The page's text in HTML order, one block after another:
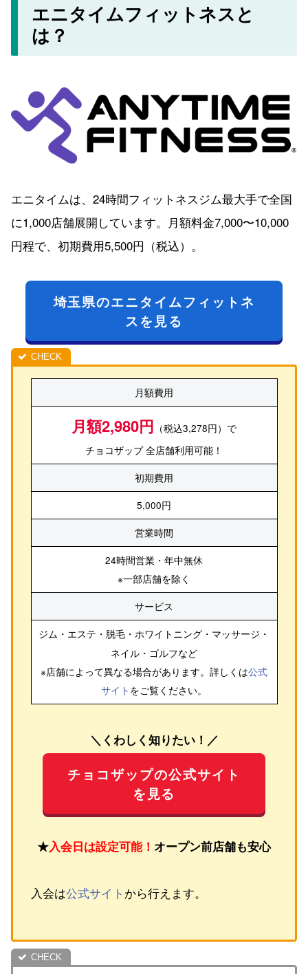
エニタイムフィットネスと
は？
エニタイムは、24時間フィットネスジム最大手で全国
に1,000店舗展開しています。月額料金7,000〜10,000
円程で、初期費用5,500円（税込）。
埼玉県のエニタイムフィットネ
スを見る
月額費用
月額2,980円 （税込3,278円）で
チョコザップ 全店舗利用可能！
初期費用
5,000円
営業時間
24時間営業・年中無休
※一部店舗を除く
サービス
ジム・エステ・脱毛・ホワイトニング・マッサージ・
ネイル・ゴルフなど
※店舗によって異なる場合があります。詳しくは公式
サイト をご覧ください。
＼くわしく知りたい！／
チョコザップの公式サイト
を見る
★入会日は設定可能！ オープン前店舗も安心
入会は公式サイト から行えます。